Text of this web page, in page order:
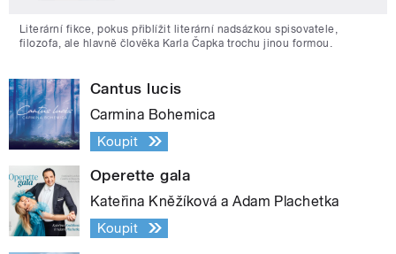
Literární fikce, pokus přiblížit literární nadsázkou spisovatele,
filozofa, ale hlavně člověka Karla Čapka trochu jinou formou.
Cantus lucis
Carmina Bohemica
Koupit
Operette gala
Kateřina Kněžíková a Adam Plachetka
Koupit